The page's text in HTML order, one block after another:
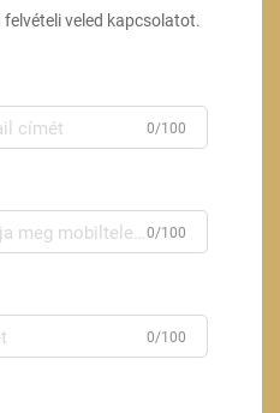
veled kapcsolatot.
0/100
0/100
0/100